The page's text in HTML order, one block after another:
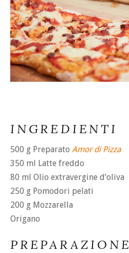
INGREDIENTI
500 g Preparato Amor di Pizza
350 ml Latte freddo
80 ml Olio extravergine d’oliva
250 g Pomodori pelati
200 g Mozzarella
Origano
PREPARAZIONE